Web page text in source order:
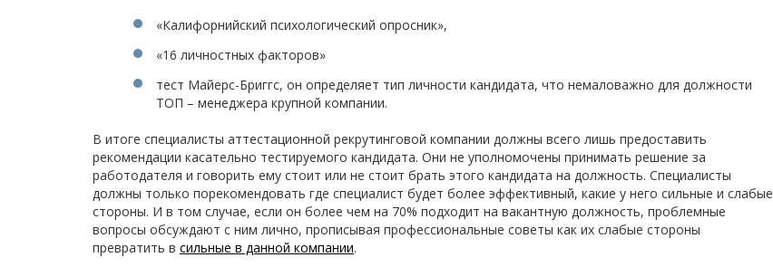
«Калифорнийский психологический опросник»,
«16 личностных факторов»
тест Майерс-Бриггс, он определяет тип личности кандидата, что немаловажно для должности
ТОП – менеджера крупной компании.
В итоге специалисты аттестационной рекрутинговой компании должны всего лишь предоставить
рекомендации касательно тестируемого кандидата. Они не уполномочены принимать решение за
работодателя и говорить ему стоит или не стоит брать этого кандидата на должность. Специалисты
должны только порекомендовать где специалист будет более эффективный, какие у него сильные и слабые
стороны. И в том случае, если он более чем на 70% подходит на вакантную должность, проблемные
вопросы обсуждают с ним лично, прописывая профессиональные советы как их слабые стороны
превратить в сильные в данной компании.